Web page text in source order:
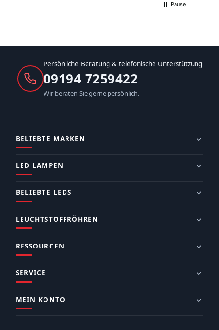
Pause
Persönliche Beratung & telefonische Unterstützung
09194 7259422
Wir beraten Sie gerne persönlich.
BELIEBTE MARKEN
LED LAMPEN
BELIEBTE LEDS
LEUCHTSTOFFRÖHREN
RESSOURCEN
SERVICE
MEIN KONTO